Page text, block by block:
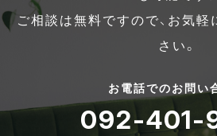
ご相談は無料ですので、お気
さい。
お電話でのお問い
092-401-